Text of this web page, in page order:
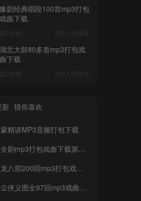
豫剧经典唱段100首mp3打包
戏曲下载
2年前 759人已阅读
湖北大鼓80多首mp3打包戏
曲下载
2年前 739人已阅读
新 猜你喜欢
蒙精讲MP3音频打包下载
mp3打包戏曲下载第一辑
部200回mp3打包戏曲下载
义图全97回mp3戏曲下载